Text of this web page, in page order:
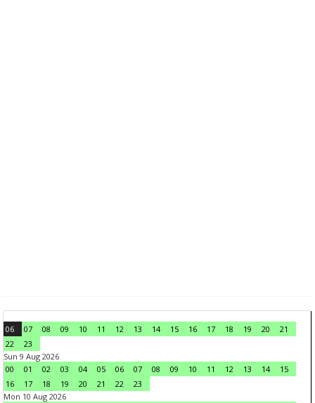
06 07 08 09 10 11 12 13 14 15 16 17 18 19 20
21
22
23
Sun 9 Aug 2026
00
01 02 03 04 05 06 07 08 09 10 11 12 13 14
15
16
17 18 19 20 21 22
23
Mon 10 Aug 2026